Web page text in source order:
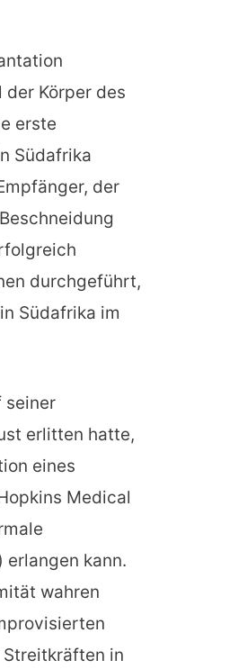
Körper des
erste
Südafrika
der
durchgeführt,
Südafrika im
seiner
erlitten hatte,
eines
Medical
kann.
wahren
in